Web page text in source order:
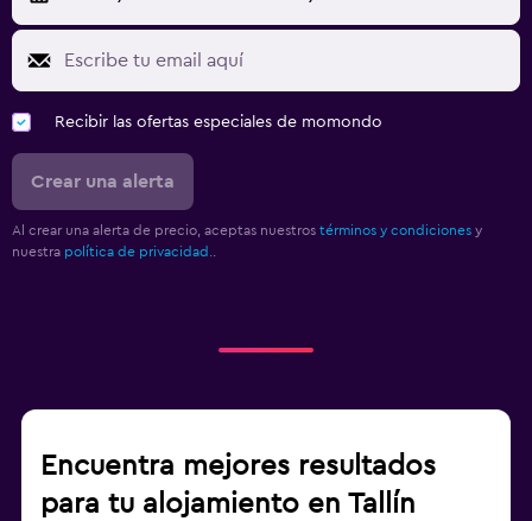
Recibir las ofertas especiales de momondo
Crear una alerta
Al crear una alerta de precio, aceptas nuestros términos y condiciones y
nuestra política de privacidad..
Encuentra mejores resultados
para tu alojamiento en Tallín